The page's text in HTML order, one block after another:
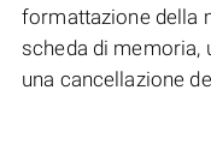
formattazione della
scheda di memoria,
una cancellazione